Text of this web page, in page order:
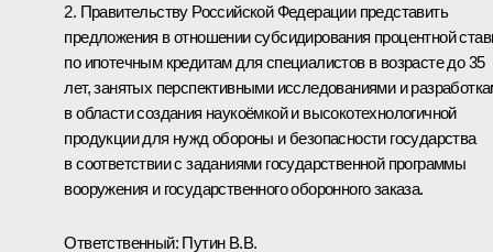
2. Правительству Российской Федерации представить
предложения в отношении субсидирования процентной
по ипотечным кредитам для специалистов в возрасте до 35
лет, занятых перспективными исследованиями и
в области создания наукоёмкой и высокотехнологичной
продукции для нужд обороны и безопасности государства
в соответствии с заданиями государственной программы
вооружения и государственного оборонного заказа.
Ответственный: Путин В.В.